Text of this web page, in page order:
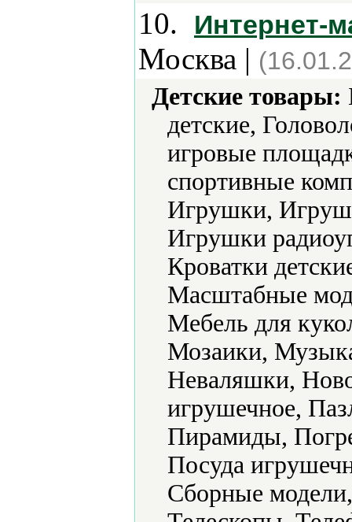
10. Интернет-
Москва |
Детские товары:
детские,
игровые
спортивные
Игрушки,
Игрушки
Кроватки
Масштабные
Мебель для
Мозаики,
Неваляшки,
игрушечное,
Пирамиды,
Посуда
Сборные